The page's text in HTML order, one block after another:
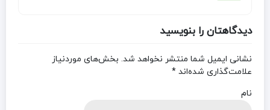
دیدگاهتان را بنویسید
نشانی ایمیل شما منتشر نخواهد شد. بخش‌های موردنیاز
علامت‌گذاری شده‌اند *
نام